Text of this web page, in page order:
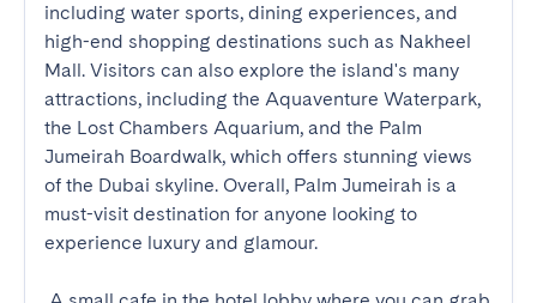
including water sports, dining experiences, and
high-end shopping destinations such as Nakheel
Mall. Visitors can also explore the island's many
attractions, including the Aquaventure Waterpark,
the Lost Chambers Aquarium, and the Palm
Jumeirah Boardwalk, which offers stunning views
of the Dubai skyline. Overall, Palm Jumeirah is a
must-visit destination for anyone looking to
experience luxury and glamour.